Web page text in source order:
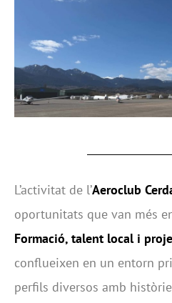
L’activitat de l’Aeroclub
oportunitats que van més
Formació, talent local i
conflueixen en un entorn
perfils diversos amb